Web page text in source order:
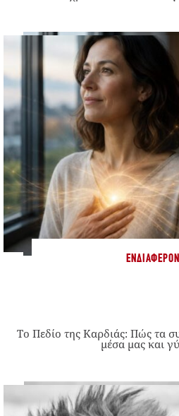
Το Πεδίο της Καρδιάς: Πώς τα
μέσα μας και